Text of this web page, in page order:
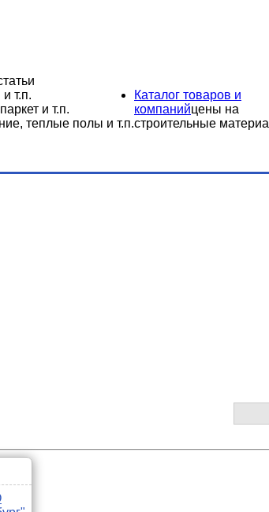
т.п.
и т.п.
теплые полы и т.п.
Каталог товаров и
компанийцены на
строительные